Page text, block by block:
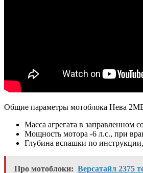
Общие параметры мотоблока Нева
Масса агрегата в заправленном
Мощность мотора -6 л.с., при
Глубина вспашки по
Про мотоблоки: Версатайл 2375